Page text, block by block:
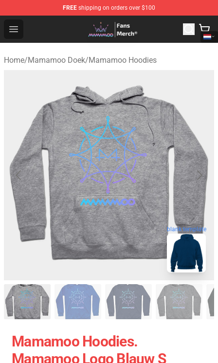
FREE shipping on orders over $100
Open menu
Mamamoo Store - Official Mamamoo Merchandise Shop
Home/Mamamoo Doek/Mamamoo Hoodies
blank template
Mamamoo Hoodies.
Mamamoo Logo Blauw S